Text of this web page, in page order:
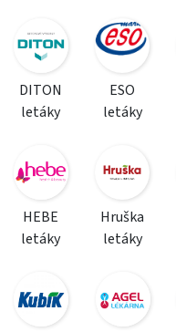
DITON
letáky
ESO
letáky
HEBE
letáky
Hruška
letáky